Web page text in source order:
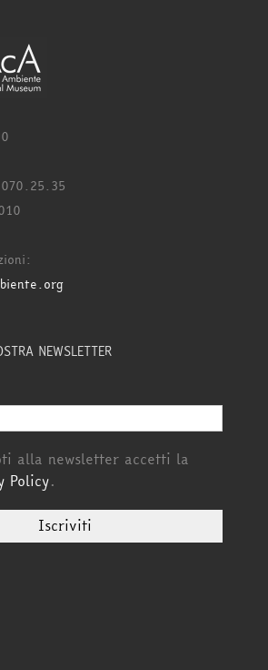
NEWSLETTER
alla newsletter accetti la
Policy.